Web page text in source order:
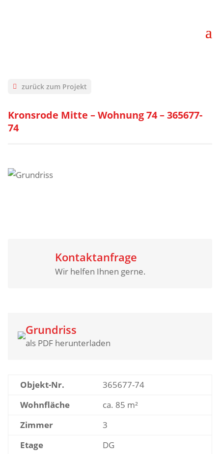
zurück zum Projekt
Kronsrode Mitte – Wohnung 74 – 365677-
74
Kontaktanfrage
Wir helfen Ihnen gerne.
Grundriss
als PDF herunterladen
Objekt-Nr.
365677-74
Wohnfläche
ca. 85 m²
Zimmer
3
Etage
DG